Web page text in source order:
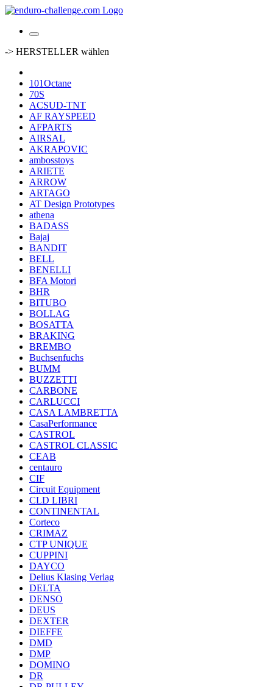
-> HERSTELLER wählen
101Octane
70S
ACSUD-TNT
AF RAYSPEED
AFPARTS
AIRSAL
AKRAPOVIC
ambosstoys
ARIETE
ARROW
ARTAGO
AT Design Prototypes
athena
BADASS
Bajaj
BANDIT
BELL
BENELLI
BFA Motori
BHR
BITUBO
BOLLAG
BOSATTA
BRAKING
BREMBO
Buchsenfuchs
BUMM
BUZZETTI
CARBONE
CARLUCCI
CASA LAMBRETTA
CasaPerformance
CASTROL
CASTROL CLASSIC
CEAB
centauro
CIF
Circuit Equipment
CLD LIBRI
CONTINENTAL
Corteco
CRIMAZ
CTP UNIQUE
CUPPINI
DAYCO
Delius Klasing Verlag
DELTA
DENSO
DEUS
DEXTER
DIEFFE
DMD
DMP
DOMINO
DR